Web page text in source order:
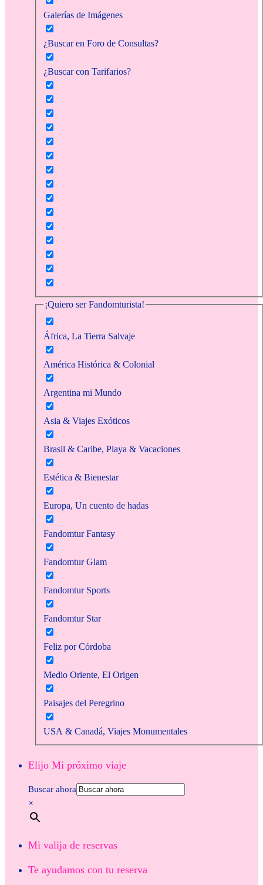
Galerías de Imágenes
¿Buscar en Foro de Consultas?
¿Buscar con Tarifarios?
¡Quiero ser Fandomturista!
África, La Tierra Salvaje
América Histórica & Colonial
Argentina mi Mundo
Asia & Viajes Exóticos
Brasil & Caribe, Playa & Vacaciones
Estética & Bienestar
Europa, Un cuento de hadas
Fandomtur Fantasy
Fandomtur Glam
Fandomtur Sports
Fandomtur Star
Feliz por Córdoba
Medio Oriente, El Origen
Paisajes del Peregrino
USA & Canadá, Viajes Monumentales
Elijo Mi próximo viaje
Buscar ahora
×
Mi valija de reservas
Te ayudamos con tu reserva